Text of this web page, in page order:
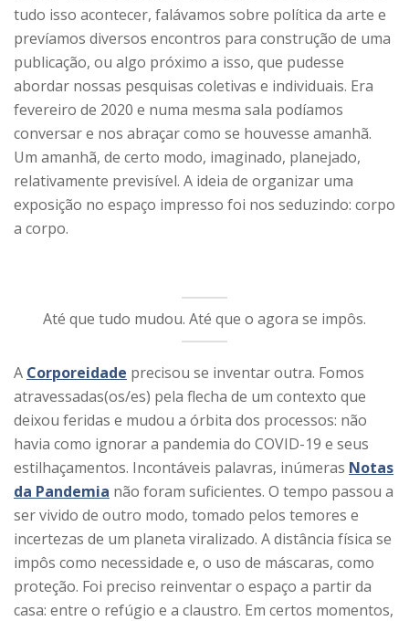
tudo isso acontecer, falávamos sobre política da arte e
prevíamos diversos encontros para construção de uma
publicação, ou algo próximo a isso, que pudesse
abordar nossas pesquisas coletivas e individuais. Era
fevereiro de 2020 e numa mesma sala podíamos
conversar e nos abraçar como se houvesse amanhã.
Um amanhã, de certo modo, imaginado, planejado,
relativamente previsível. A ideia de organizar uma
exposição no espaço impresso foi nos seduzindo: corpo
a corpo.
Até que tudo mudou. Até que o agora se impôs.
A Corporeidade precisou se inventar outra. Fomos
atravessadas(os/es) pela flecha de um contexto que
deixou feridas e mudou a órbita dos processos: não
havia como ignorar a pandemia do COVID-19 e seus
estilhaçamentos. Incontáveis palavras, inúmeras Notas
da Pandemia não foram suficientes. O tempo passou a
ser vivido de outro modo, tomado pelos temores e
incertezas de um planeta viralizado. A distância física se
impôs como necessidade e, o uso de máscaras, como
proteção. Foi preciso reinventar o espaço a partir da
casa: entre o refúgio e a claustro. Em certos momentos,